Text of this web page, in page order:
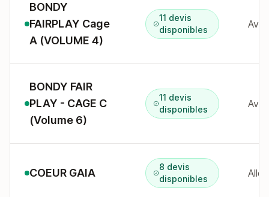
BONDY
FAIRPLAY Cage
A (VOLUME 4)
11 devis
disponibles
BONDY FAIR
PLAY - CAGE C
(Volume 6)
11 devis
disponibles
COEUR GAIA
8 devis
disponibles